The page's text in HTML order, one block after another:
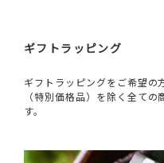
ギフトラッピング
ギフトラッピングをご希望の
（特別価格品）を除く全て
す。